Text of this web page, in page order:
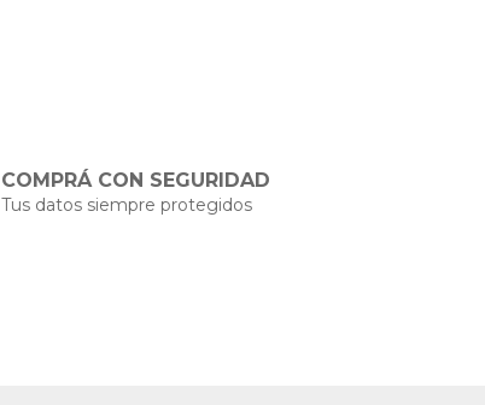
COMPRÁ CON SEGURIDAD
Tus datos siempre protegidos